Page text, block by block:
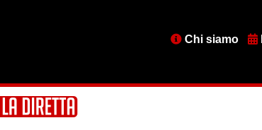
MenuChi siamo